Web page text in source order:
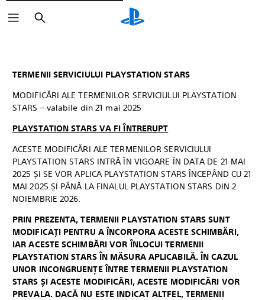
TERMENII SERVICIULUI PLAYSTATION STARS
MODIFICĂRI ALE TERMENILOR SERVICIULUI PLAYSTATION
STARS – valabile din 21 mai 2025
PLAYSTATION STARS VA FI ÎNTRERUPT
ACESTE MODIFICĂRI ALE TERMENILOR SERVICIULUI
PLAYSTATION STARS INTRĂ ÎN VIGOARE ÎN DATA DE 21 MAI
2025 ȘI SE VOR APLICA PLAYSTATION STARS ÎNCEPÂND CU 21
MAI 2025 ȘI PÂNĂ LA FINALUL PLAYSTATION STARS DIN 2
NOIEMBRIE 2026.
PRIN PREZENTA, TERMENII PLAYSTATION STARS SUNT
MODIFICAȚI PENTRU A ÎNCORPORA ACESTE SCHIMBĂRI,
IAR ACESTE SCHIMBĂRI VOR ÎNLOCUI TERMENII
PLAYSTATION STARS ÎN MĂSURA APLICABILĂ. ÎN CAZUL
UNOR INCONGRUENȚE ÎNTRE TERMENII PLAYSTATION
STARS ȘI ACESTE MODIFICĂRI, ACESTE MODIFICĂRI VOR
PREVALA. DACĂ NU ESTE INDICAT ALTFEL, TERMENII